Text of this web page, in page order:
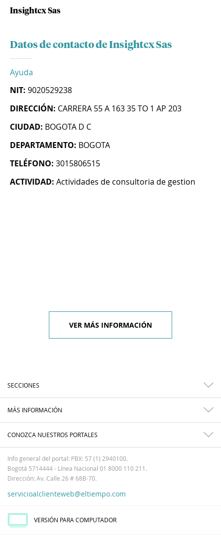
Insightcx Sas
Datos de contacto de Insightcx Sas
Ayuda
NIT: 9020529238
DIRECCIÓN: CARRERA 55 A 163 35 TO 1 AP 203
CIUDAD: BOGOTA D C
DEPARTAMENTO: BOGOTA
TELÉFONO: 3015806515
ACTIVIDAD: Actividades de consultoria de gestion
VER MÁS INFORMACIÓN
SECCIONES
MÁS INFORMACIÓN
CONOZCA NUESTROS PORTALES
Info general del portal: PBX: 57 (1) 2940100.
Bogotá 5714444 - Línea Nacional 01 8000 110 211.
Dirección: Av. Calle 26 # 68B-70.
servicioalclienteweb@eltiempo.com
VERSIÓN PARA COMPUTADOR